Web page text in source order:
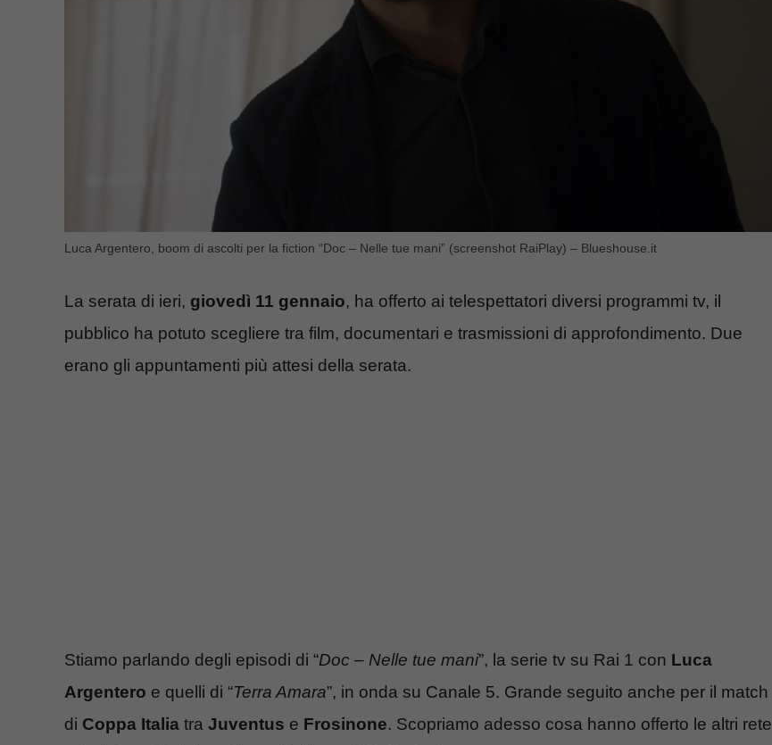
Luca Argentero, boom di ascolti per la fiction “Doc – Nelle tue mani” (screenshot RaiPlay) – Blueshouse.it
La serata di ieri, giovedì 11 gennaio, ha offerto ai telespettatori diversi programmi tv, il
pubblico ha potuto scegliere tra film, documentari e trasmissioni di approfondimento. Due
erano gli appuntamenti più attesi della serata.
Stiamo parlando degli episodi di “Doc – Nelle tue mani”, la serie tv su Rai 1 con Luca
Argentero e quelli di “Terra Amara”, in onda su Canale 5. Grande seguito anche per il match
di Coppa Italia tra Juventus e Frosinone. Scopriamo adesso cosa hanno offerto le altri rete